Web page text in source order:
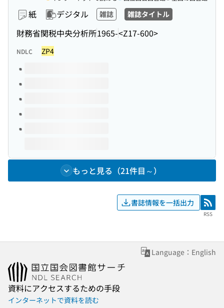
紙 デジタル 雑誌 雑誌タイトル
財務省関税中央分析所1965-<Z17-600>
NDLC ZP4
このタイトルの巻号
もっと見る（21件目～）
書誌情報を一括出力 RSS
RSS
Language：English
資料にアクセスするための手段
インターネットで資料を読む